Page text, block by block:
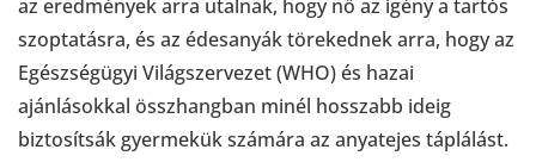
az eredmények arra utalnak, hogy nő az igény a tartós
szoptatásra, és az édesanyák törekednek arra, hogy az
Egészségügyi Világszervezet (WHO) és hazai
ajánlásokkal összhangban minél hosszabb ideig
biztosítsák gyermekük számára az anyatejes táplálást.